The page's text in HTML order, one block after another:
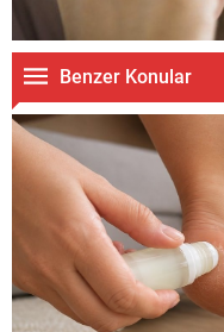
Benzer Konular